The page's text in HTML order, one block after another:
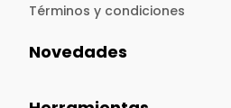
Términos y condiciones
Novedades